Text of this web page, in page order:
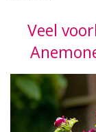
Veel